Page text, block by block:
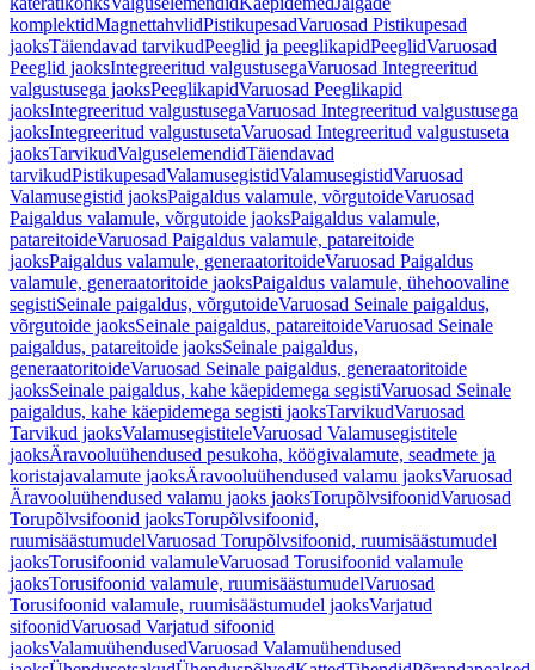
komplektidMagnettahvlidPistikupesadVaruosad Pistikupesad
jaoksTäiendavad tarvikudPeeglid ja peeglikapidPeeglidVaruosad
Peeglid jaoksIntegreeritud valgustusegaVaruosad Integreeritud
valgustusega jaoksPeeglikapidVaruosad Peeglikapid
jaoksIntegreeritud valgustusegaVaruosad Integreeritud valgustusega
jaoksIntegreeritud valgustusetaVaruosad Integreeritud valgustuseta
jaoksTarvikudValguselemendidTäiendavad
tarvikudPistikupesadValamusegistidValamusegistidVaruosad
Valamusegistid jaoksPaigaldus valamule, võrgutoideVaruosad
Paigaldus valamule, võrgutoide jaoksPaigaldus valamule,
patareitoideVaruosad Paigaldus valamule, patareitoide
jaoksPaigaldus valamule, generaatoritoideVaruosad Paigaldus
valamule, generaatoritoide jaoksPaigaldus valamule, ühehoovaline
segistiSeinale paigaldus, võrgutoideVaruosad Seinale paigaldus,
võrgutoide jaoksSeinale paigaldus, patareitoideVaruosad Seinale
paigaldus, patareitoide jaoksSeinale paigaldus,
generaatoritoideVaruosad Seinale paigaldus, generaatoritoide
jaoksSeinale paigaldus, kahe käepidemega segistiVaruosad Seinale
paigaldus, kahe käepidemega segisti jaoksTarvikudVaruosad
Tarvikud jaoksValamusegistiteleVaruosad Valamusegistitele
jaoksÄravooluühendused pesukoha, köögivalamute, seadmete ja
koristajavalamute jaoksÄravooluühendused valamu jaoksVaruosad
Äravooluühendused valamu jaoks jaoksTorupõlvsifoonidVaruosad
Torupõlvsifoonid jaoksTorupõlvsifoonid,
ruumisäästumudelVaruosad Torupõlvsifoonid, ruumisäästumudel
jaoksTorusifoonid valamuleVaruosad Torusifoonid valamule
jaoksTorusifoonid valamule, ruumisäästumudelVaruosad
Torusifoonid valamule, ruumisäästumudel jaoksVarjatud
sifoonidVaruosad Varjatud sifoonid
jaoksValamuühendusedVaruosad Valamuühendused